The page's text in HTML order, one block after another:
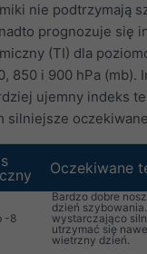
nie podtrzymają
prognozuje się
(TI) dla
850 i 900 hPa (mb).
ujemny indeks
silniejsze
Oczekiwane
-8
Bardzo dobre
dzień
wystarczająco
utrzymać się
wietrzny dzień.